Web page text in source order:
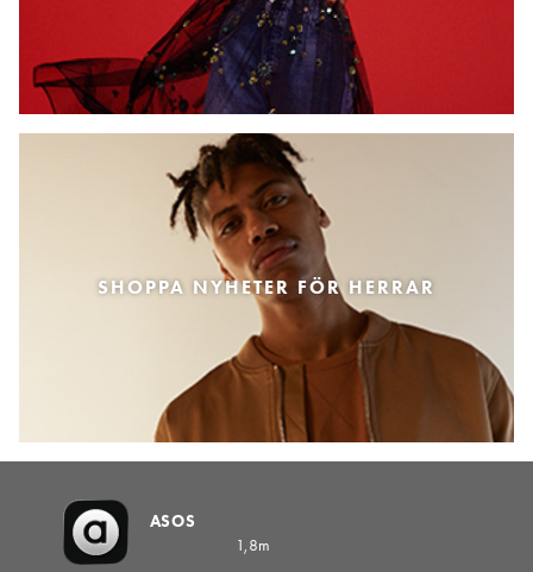
SHOPPA NYHETER FÖR HERRAR
ASOS
1,8m